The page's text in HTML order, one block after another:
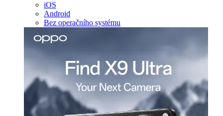
iOS
Android
Bez operačního systému